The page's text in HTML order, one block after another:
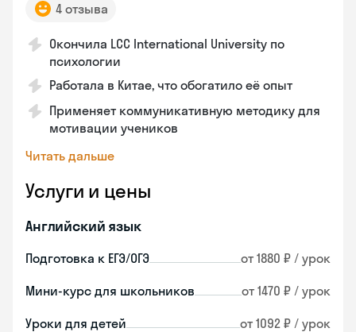
4 отзыва
Окончила LCC International University по
психологии
Работала в Китае, что обогатило её опыт
Применяет коммуникативную методику для
мотивации учеников
Читать дальше
Услуги и цены
Английский язык
Подготовка к ЕГЭ/ОГЭ от 1880 ₽ / урок
Мини-курс для школьников от 1470 ₽ / урок
Уроки для детей от 1092 ₽ / урок